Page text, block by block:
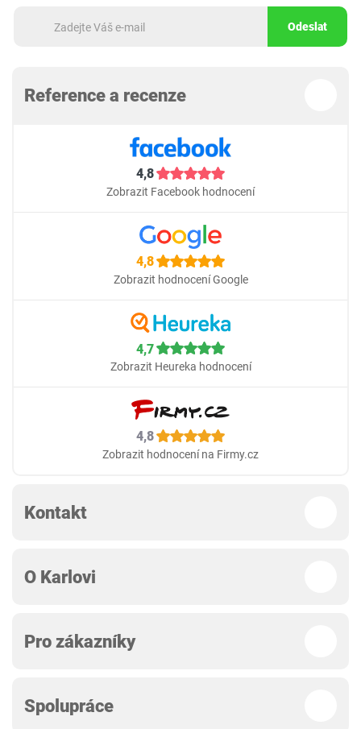
Odeslat
Reference a recenze
4,8
Zobrazit Facebook hodnocení
4,8
Zobrazit hodnocení Google
4,7
Zobrazit Heureka hodnocení
4,8
Zobrazit hodnocení na Firmy.cz
Kontakt
O Karlovi
Pro zákazníky
Spolupráce